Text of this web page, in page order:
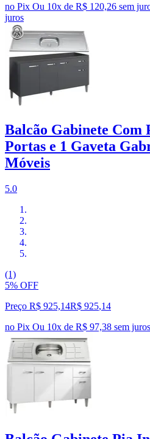
no Pix Ou 10x de R$ 120,26 sem
juros
Balcão Gabinete Com
Portas e 1 Gaveta
Móveis
5.0
(1)
5% OFF
Preço R$ 925,14R$ 925,14
no Pix Ou 10x de R$ 97,38 sem juros